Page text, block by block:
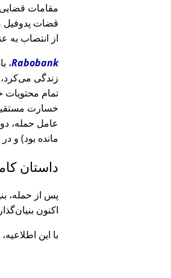
مقامات
قضات پدوفیل
از انتصاب به
Rabobank
زندگی
خسارت
عامل حمله،
مانده بود) و
داستان
پس از حمله،
اکنون
با این